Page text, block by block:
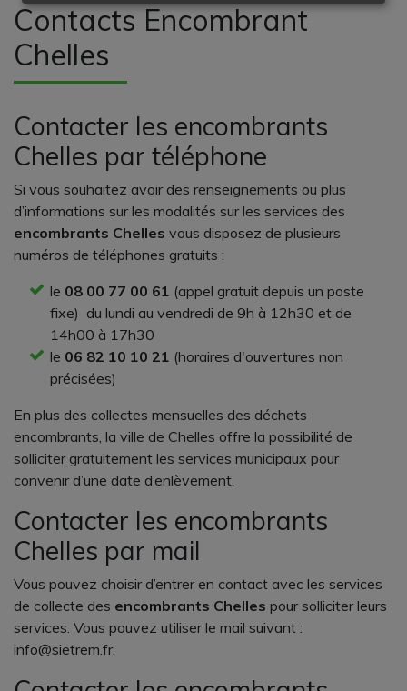
Contacts Encombrant
Chelles
Contacter les encombrants
Chelles par téléphone
Si vous souhaitez avoir des renseignements ou plus
d’informations sur les modalités sur les services des
encombrants Chelles vous disposez de plusieurs
numéros de téléphones gratuits :
le 08 00 77 00 61 (appel gratuit depuis un poste
fixe) du lundi au vendredi de 9h à 12h30 et de
14h00 à 17h30
le 06 82 10 10 21 (horaires d'ouvertures non
précisées)
En plus des collectes mensuelles des déchets
encombrants, la ville de Chelles offre la possibilité de
solliciter gratuitement les services municipaux pour
convenir d’une date d’enlèvement.
Contacter les encombrants
Chelles par mail
Vous pouvez choisir d’entrer en contact avec les services
de collecte des encombrants Chelles pour solliciter leurs
services. Vous pouvez utiliser le mail suivant :
info@sietrem.fr.